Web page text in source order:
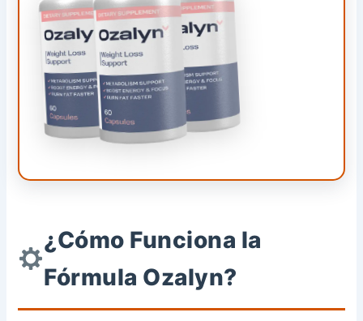
¿Cómo Funciona la
Fórmula Ozalyn?